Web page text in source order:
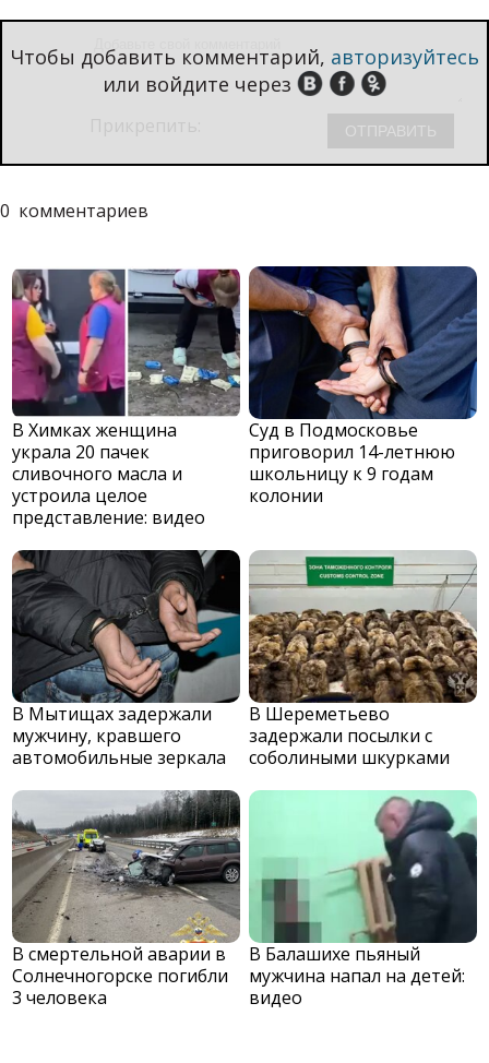
Чтобы добавить комментарий, авторизуйтесь
или войдите через
0 комментариев
В Химках женщина
украла 20 пачек
сливочного масла и
устроила целое
представление: видео
Суд в Подмосковье
приговорил 14-летнюю
школьницу к 9 годам
колонии
В Мытищах задержали
мужчину, кравшего
автомобильные зеркала
В Шереметьево
задержали посылки с
соболиными шкурками
В смертельной аварии в
Солнечногорске погибли
3 человека
В Балашихе пьяный
мужчина напал на детей:
видео